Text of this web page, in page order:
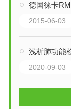
德国徕卡
2015-06-03
浅析肺功能
2020-09-03